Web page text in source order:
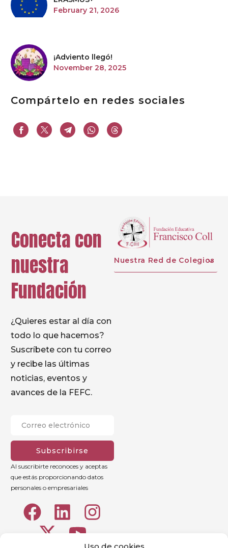
February 21, 2026
¡Adviento llegó!
November 28, 2025
Compártelo en redes sociales
Conecta con
nuestra
Fundación
¿Quieres estar al día con
todo lo que hacemos?
Suscríbete con tu correo
y recibe las últimas
noticias, eventos y
avances de la FEFC.
Subscribirse
Al suscribirte reconoces y aceptas
que estás proporcionando datos
personales o empresariales
Nuestra Red de Colegios